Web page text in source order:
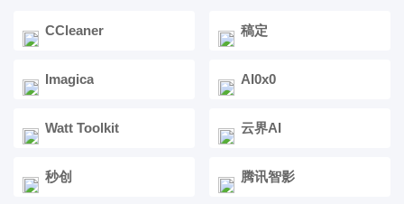
CCleaner 稿定
Imagica AI0x0
Watt Toolkit 云界AI
秒创 腾讯智影